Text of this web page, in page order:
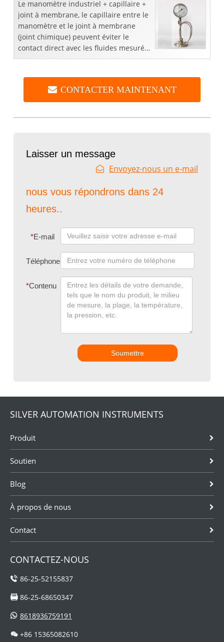
Le manomètre industriel + capillaire +
joint à membrane, le capillaire entre le
manomètre et le joint à membrane
(joint chimique) peuvent éviter le
contact direct avec les fluides mesurés
en raison de l'augmentation de la
CONTACTER MAINTENANT
Laisser un message
Envoyez-nous un e-mail
nous vous répondrons dans 24
heures..
*E-mail
Téléphone
*Contenu
Soumettre
SILVER AUTOMATION INSTRUMENTS
Produit
Soutien
Blog
À propos de nous
Contact
CONTACTEZ-NOUS
86-25-52155837
86-25-68650347
8618936759191
+86 15365082610